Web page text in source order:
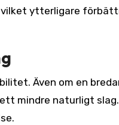
ytterligare
Även om en
mindre naturligt